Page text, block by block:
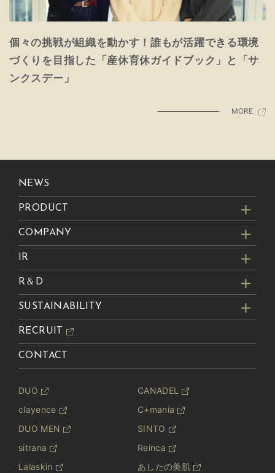
個々の挑戦が組織を動かす！誰もが活躍できる環境
づくりを目指した「産休育休ガイドブック」と「サ
ンクスデー」
MORE
NEWS
PRODUCT
COMPANY
IR
R＆D
SUSTAINABILITY
RECRUIT
CONTACT
DUO
CANADEL
clayence
C+mania
DUO MEN
SINTO
sitrana
Reinca
Lalaskin
あしたの美肌